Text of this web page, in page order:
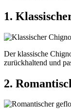
1.
Der klassische
zurückhaltend und
2.